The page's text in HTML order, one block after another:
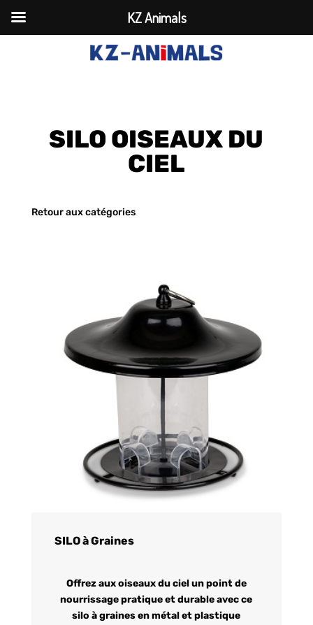
SILO OISEAUX DU
CIEL
Retour aux catégories
SILO à Graines
Offrez aux oiseaux du ciel un point de
nourrissage pratique et durable avec ce
silo à graines en métal et plastique
KZ Animals